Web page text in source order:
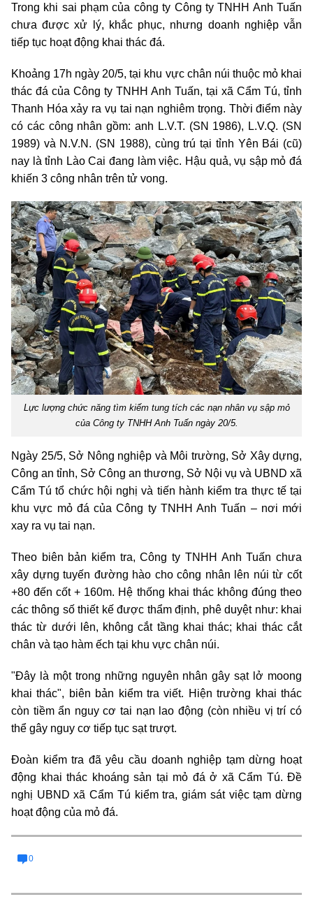
Trong khi sai phạm của công ty Công ty TNHH Anh Tuấn
chưa được xử lý, khắc phục, nhưng doanh nghiệp vẫn
tiếp tục hoạt động khai thác đá.
Khoảng 17h ngày 20/5, tại khu vực chân núi thuộc mỏ khai
thác đá của Công ty TNHH Anh Tuấn, tại xã Cẩm Tú, tỉnh
Thanh Hóa xảy ra vụ tai nạn nghiêm trọng. Thời điểm này
có các công nhân gồm: anh L.V.T. (SN 1986), L.V.Q. (SN
1989) và N.V.N. (SN 1988), cùng trú tại tỉnh Yên Bái (cũ)
nay là tỉnh Lào Cai đang làm việc. Hậu quả, vụ sập mỏ đá
khiến 3 công nhân trên tử vong.
Lực lượng chức năng tìm kiếm tung tích các nạn nhân vụ sập mỏ
của Công ty TNHH Anh Tuấn ngày 20/5.
Ngày 25/5, Sở Nông nghiệp và Môi trường, Sở Xây dựng,
Công an tỉnh, Sở Công an thương, Sở Nội vụ và UBND xã
Cẩm Tú tổ chức hội nghị và tiến hành kiểm tra thực tế tại
khu vực mỏ đá của Công ty TNHH Anh Tuấn – nơi mới
xay ra vụ tai nạn.
Theo biên bản kiểm tra, Công ty TNHH Anh Tuấn chưa
xây dựng tuyến đường hào cho công nhân lên núi từ cốt
+80 đến cốt + 160m. Hệ thống khai thác không đúng theo
các thông số thiết kế được thẩm định, phê duyệt như: khai
thác từ dưới lên, không cắt tầng khai thác; khai thác cắt
chân và tạo hàm ếch tại khu vực chân núi.
"Đây là một trong những nguyên nhân gây sạt lở moong
khai thác", biên bản kiểm tra viết. Hiện trường khai thác
còn tiềm ẩn nguy cơ tai nạn lao động (còn nhiều vị trí có
thể gây nguy cơ tiếp tục sạt trượt.
Đoàn kiểm tra đã yêu cầu doanh nghiệp tạm dừng hoạt
động khai thác khoáng sản tại mỏ đá ở xã Cẩm Tú. Đề
nghị UBND xã Cẩm Tú kiểm tra, giám sát việc tạm dừng
hoạt động của mỏ đá.
0